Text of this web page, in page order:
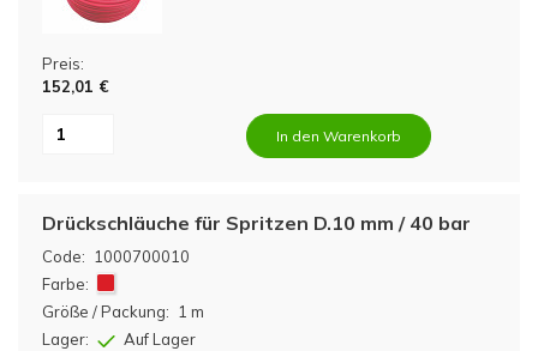
Preis:
152,01 €
In den Warenkorb
Code: 1000700010
Drückschläuche für Spritzen D.10 mm / 40 bar
Farbe:
Größe / Packung: 1 m
Lager:
Auf Lager